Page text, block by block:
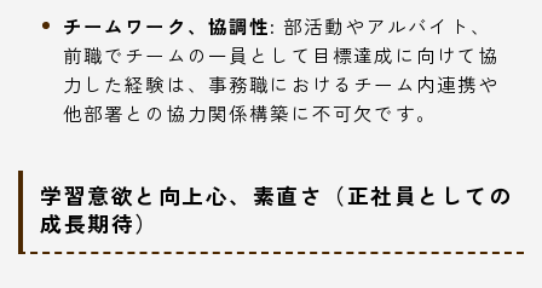
チームワーク、協調性: 部活動やアルバイト、
前職でチームの一員として目標達成に向けて協
力した経験は、事務職におけるチーム内連携や
他部署との協力関係構築に不可欠です。
学習意欲と向上心、素直さ（正社員としての
成長期待）